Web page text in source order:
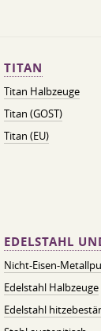
TITAN
Titan Halbzeuge
Titan (GOST)
Titan (EU)
EDELSTAHL
Nicht-Eisen-
Edelstahl Halbzeuge
Edelstahl